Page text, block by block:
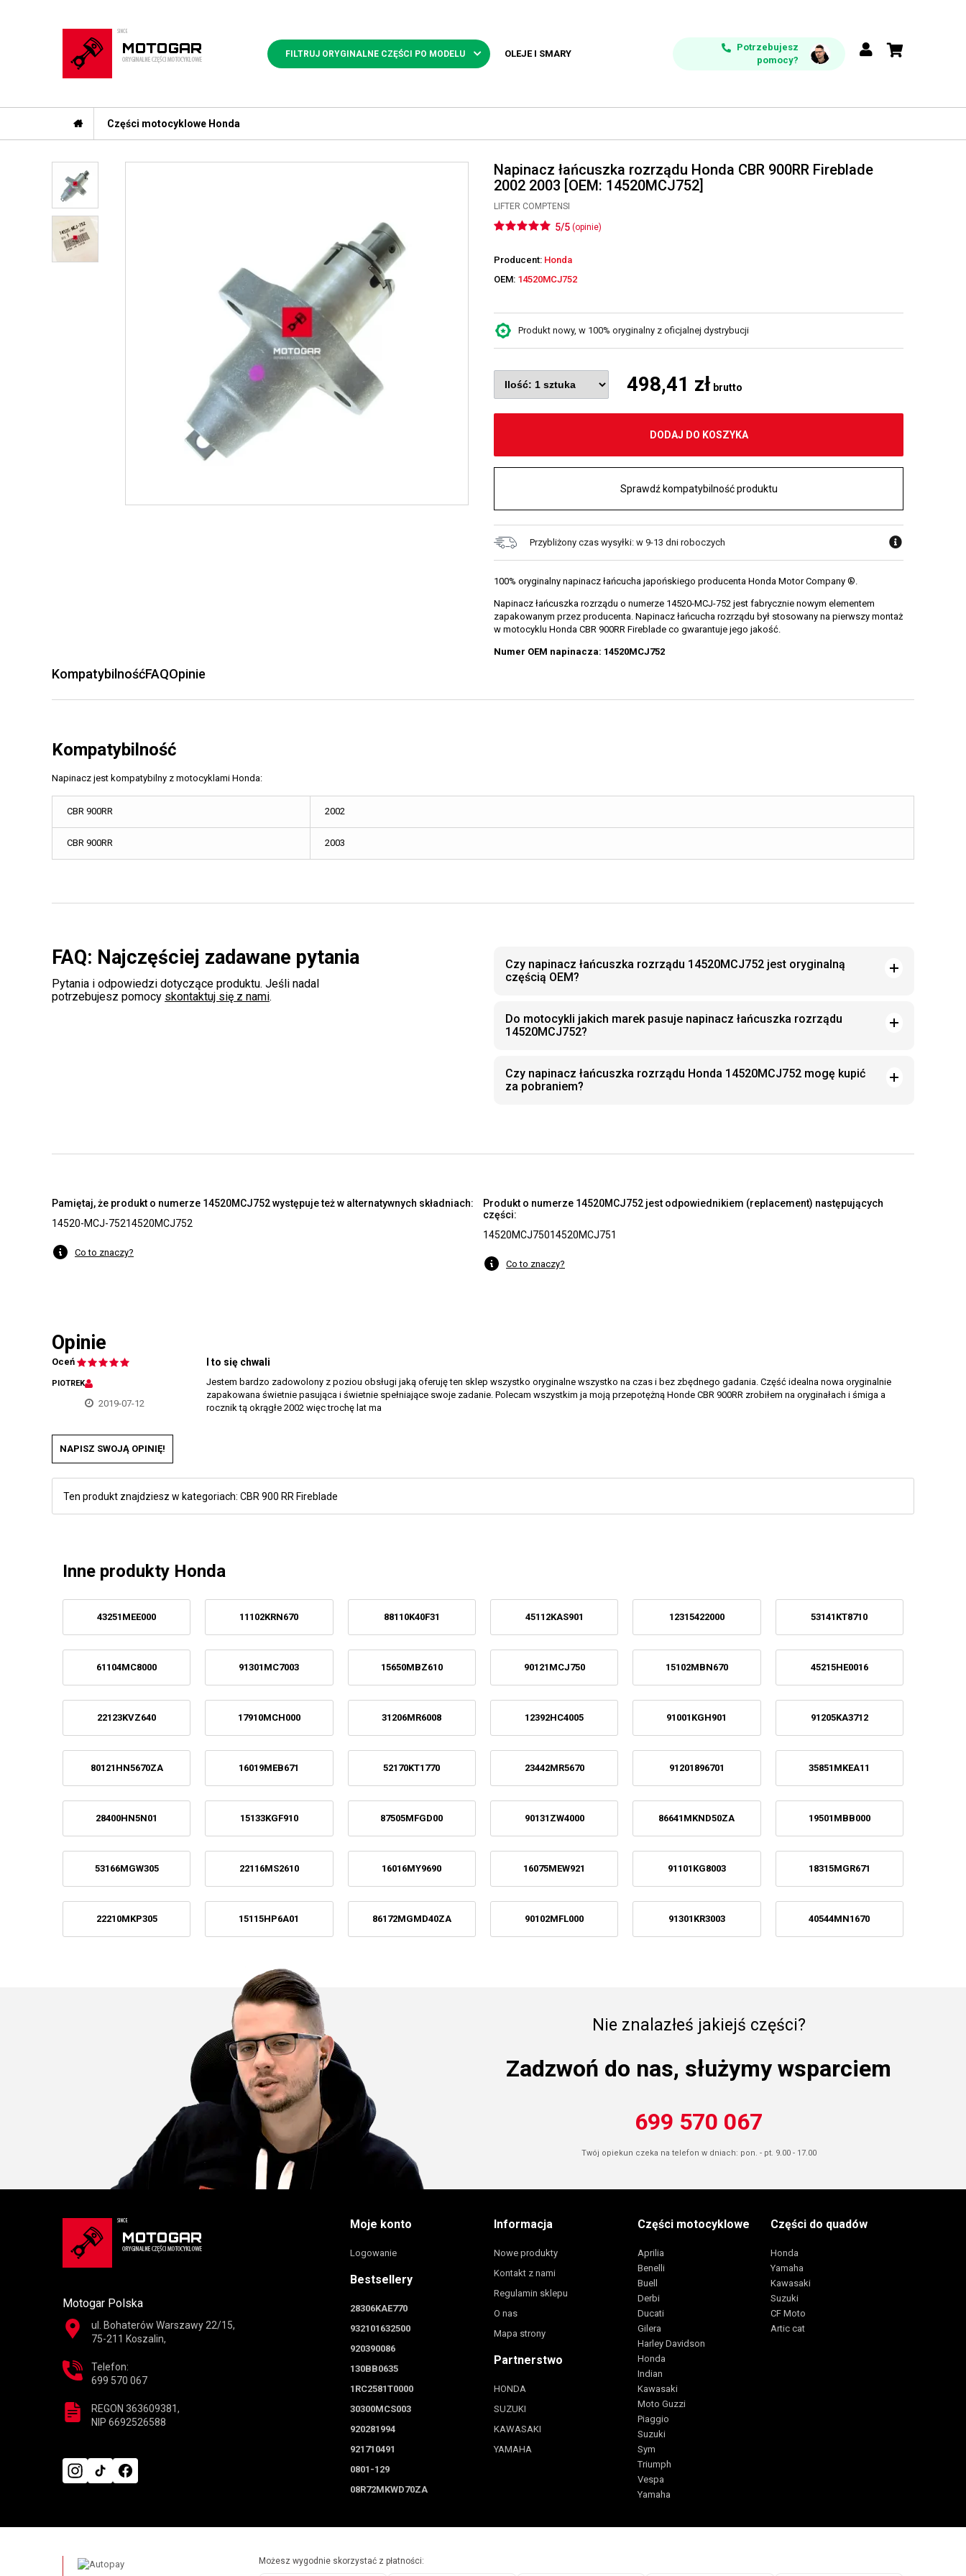
FILTRUJ ORYGINALNE CZĘŚCI PO MODELU OLEJE I SMARY
Potrzebujesz
pomocy?
Części motocyklowe Honda
Napinacz łańcuszka rozrządu Honda CBR 900RR Fireblade
2002 2003 [OEM: 14520MCJ752]
LIFTER COMPTENSI
5/5 (opinie)
Producent: Honda
OEM: 14520MCJ752
Produkt nowy, w 100% oryginalny z oficjalnej dystrybucji
498,41 zł brutto
DODAJ DO KOSZYKA
Sprawdź kompatybilność produktu
Przybliżony czas wysyłki: w 9-13 dni roboczych
100% oryginalny napinacz łańcucha japońskiego producenta Honda Motor Company ®.
Napinacz łańcuszka rozrządu o numerze 14520-MCJ-752 jest fabrycznie nowym elementem
zapakowanym przez producenta. Napinacz łańcucha rozrządu był stosowany na pierwszy montaż
w motocyklu Honda CBR 900RR Fireblade co gwarantuje jego jakość.
Numer OEM napinacza: 14520MCJ752
KompatybilnośćFAQOpinie
Kompatybilność
Napinacz jest kompatybilny z motocyklami Honda:
CBR 900RR 2002
CBR 900RR 2003
FAQ: Najczęściej zadawane pytania
Pytania i odpowiedzi dotyczące produktu. Jeśli nadal
potrzebujesz pomocy skontaktuj się z nami.
Czy napinacz łańcuszka rozrządu 14520MCJ752 jest oryginalną
częścią OEM?
Do motocykli jakich marek pasuje napinacz łańcuszka rozrządu
14520MCJ752?
Czy napinacz łańcuszka rozrządu Honda 14520MCJ752 mogę kupić
za pobraniem?
Pamiętaj, że produkt o numerze 14520MCJ752 występuje też w alternatywnych składniach:
14520-MCJ-75214520MCJ752
Co to znaczy?
Produkt o numerze 14520MCJ752 jest odpowiednikiem (replacement) następujących
części:
14520MCJ75014520MCJ751
Co to znaczy?
Opinie
Oceń
PIOTREK
2019-07-12
I to się chwali
Jestem bardzo zadowolony z poziou obsługi jaką oferuję ten sklep wszystko oryginalne wszystko na czas i bez zbędnego gadania. Część idealna nowa oryginalnie
zapakowana świetnie pasująca i świetnie spełniające swoje zadanie. Polecam wszystkim ja moją przepotężną Honde CBR 900RR zrobiłem na oryginałach i śmiga a
rocznik tą okrągłe 2002 więc trochę lat ma
NAPISZ SWOJĄ OPINIĘ!
Ten produkt znajdziesz w kategoriach: CBR 900 RR Fireblade
Inne produkty Honda
43251MEE000 11102KRN670 88110K40F31 45112KAS901 12315422000 53141KT8710
61104MC8000 91301MC7003 15650MBZ610 90121MCJ750 15102MBN670 45215HE0016
22123KVZ640 17910MCH000 31206MR6008 12392HC4005 91001KGH901 91205KA3712
80121HN5670ZA 16019MEB671 52170KT1770 23442MR5670 91201896701 35851MKEA11
28400HN5N01 15133KGF910 87505MFGD00 90131ZW4000 86641MKND50ZA 19501MBB000
53166MGW305 22116MS2610 16016MY9690 16075MEW921 91101KG8003 18315MGR671
22210MKP305 15115HP6A01 86172MGMD40ZA 90102MFL000 91301KR3003 40544MN1670
Nie znalazłeś jakiejś części?
Zadzwoń do nas, służymy wsparciem
699 570 067
Twój opiekun czeka na telefon w dniach: pon. - pt. 9.00 - 17.00
Motogar Polska
ul. Bohaterów Warszawy 22/15,
75-211 Koszalin,
Telefon:
699 570 067
REGON 363609381,
NIP 6692526588
Moje konto
Logowanie
Bestsellery
28306KAE770
932101632500
920390086
130BB0635
1RC2581T0000
30300MCS003
920281994
921710491
0801-129
08R72MKWD70ZA
Informacja
Nowe produkty
Kontakt z nami
Regulamin sklepu
O nas
Mapa strony
Partnerstwo
HONDA
SUZUKI
KAWASAKI
YAMAHA
Części motocyklowe
Aprilia
Benelli
Buell
Derbi
Ducati
Gilera
Harley Davidson
Honda
Indian
Kawasaki
Moto Guzzi
Piaggio
Suzuki
Sym
Triumph
Vespa
Yamaha
Części do quadów
Honda
Yamaha
Kawasaki
Suzuki
CF Moto
Artic cat
Możesz wygodnie skorzystać z płatności: